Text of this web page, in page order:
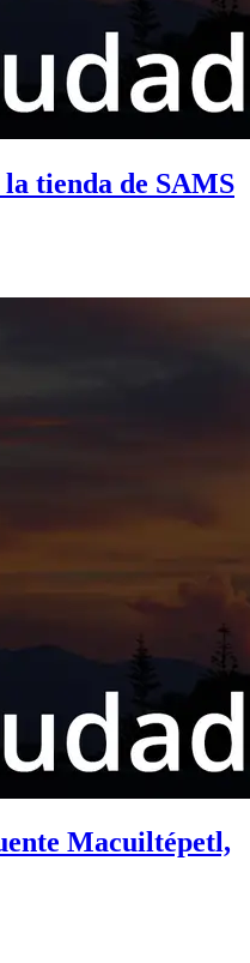
tienda de SAMS
Macuiltépetl,